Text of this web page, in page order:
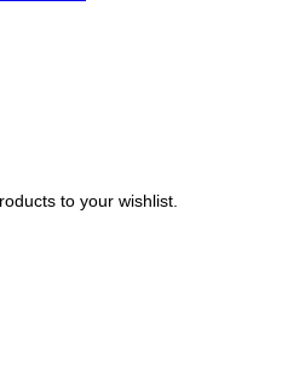
to your wishlist.